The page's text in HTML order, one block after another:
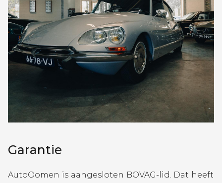
Garantie
AutoOomen is aangesloten BOVAG-lid. Dat heeft